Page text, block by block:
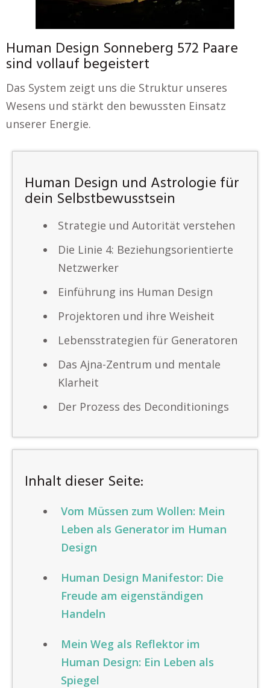
Human Design Sonneberg 572 Paare
sind vollauf begeistert
Das System zeigt uns die Struktur unseres
Wesens und stärkt den bewussten Einsatz
unserer Energie.
Human Design und Astrologie für
dein Selbstbewusstsein
Strategie und Autorität verstehen
Die Linie 4: Beziehungsorientierte
Netzwerker
Einführung ins Human Design
Projektoren und ihre Weisheit
Lebensstrategien für Generatoren
Das Ajna-Zentrum und mentale
Klarheit
Der Prozess des Deconditionings
Inhalt dieser Seite:
Vom Müssen zum Wollen: Mein
Leben als Generator im Human
Design
Human Design Manifestor: Die
Freude am eigenständigen
Handeln
Mein Weg als Reflektor im
Human Design: Ein Leben als
Spiegel